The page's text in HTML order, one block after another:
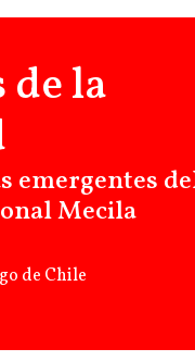
la
emergentes
Mecila
de Chile